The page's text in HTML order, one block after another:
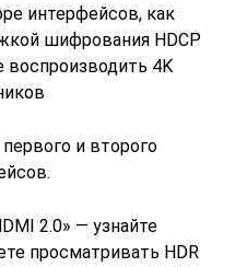
интерфейсов, как
шифрования HDCP
воспроизводить 4K
и второго
2.0» — узнайте
просматривать HDR